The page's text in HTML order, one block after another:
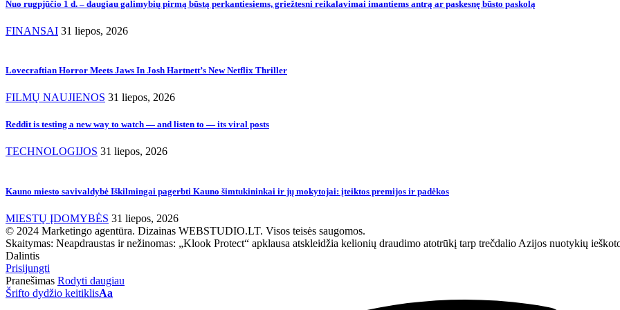
Nuo rugpjūčio 1 d. – daugiau galimybių pirmą būstą perkantiesiems, griežtesni reikalavimai imantiems antrą ar paskesnę būsto paskolą
FINANSAI 31 liepos, 2026
Lovecraftian Horror Meets Jaws In Josh Hartnett’s New Netflix Thriller
FILMŲ NAUJIENOS 31 liepos, 2026
Reddit is testing a new way to watch — and listen to — its viral posts
TECHNOLOGIJOS 31 liepos, 2026
Kauno miesto savivaldybė Iškilmingai pagerbti Kauno šimtukininkai ir jų mokytojai: įteiktos premijos ir padėkos
MIESTŲ ĮDOMYBĖS 31 liepos, 2026
© 2024 Marketingo agentūra. Dizainas WEBSTUDIO.LT. Visos teisės saugomos.
Skaitymas: Neapdraustas ir nežinomas: „Klook Protect“ apklausa atskleidžia kelionių draudimo atotrūkį tarp trečdalio Azijos nuotykių
Dalintis
Prisijungti
Pranešimas Rodyti daugiau
Šrifto dydžio keitiklisAa